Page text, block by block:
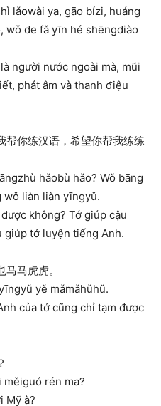
lǎowài ya, gāo bízi, huáng
wǒ de fǎ yīn hé shēngdiào
người nước ngoài mà, mũi
phát âm và thanh điệu
帮你练汉语，希望你帮我练练
hǎobù hǎo? Wǒ bāng
wǒ liàn liàn yīngyǔ.
không? Tớ giúp cậu
giúp tớ luyện tiếng Anh.
马虎虎。
yě mǎmǎhǔhǔ.
của tớ cũng chỉ tạm được
měiguó rén ma?
Mỹ à?